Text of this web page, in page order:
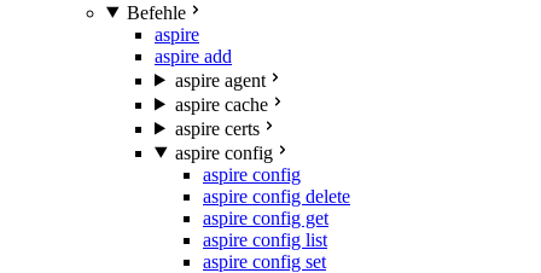
Befehle
aspire
aspire add
aspire agent
aspire cache
aspire certs
aspire config
aspire config
aspire config delete
aspire config get
aspire config list
aspire config set